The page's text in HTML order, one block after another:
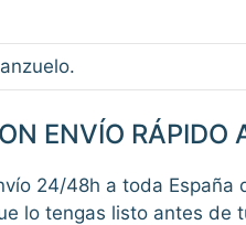
ENVÍO RÁPIDO
24/48h a toda España
lo tengas listo antes de